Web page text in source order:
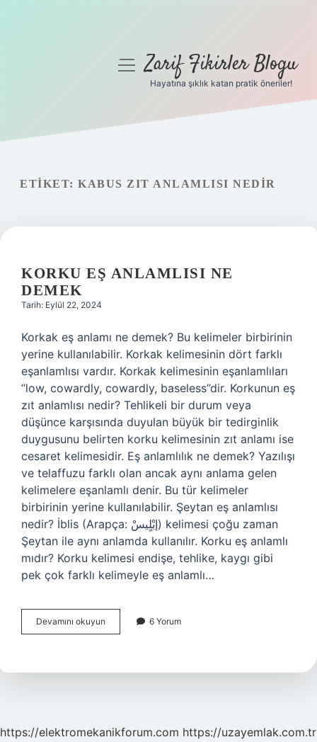
Gizlilik Politikası
menüyüZarif Fikirler Blogu
Hayatına şıklık katan pratik öneriler!
ETIKET: KABUS ZIT ANLAMLISI NEDIR
KORKU EŞ ANLAMLISI NE
DEMEK
Tarih: Eylül 22, 2024
Korkak eş anlamı ne demek? Bu kelimeler birbirinin
yerine kullanılabilir. Korkak kelimesinin dört farklı
eşanlamlısı vardır. Korkak kelimesinin eşanlamlıları
“low, cowardly, cowardly, baseless”dir. Korkunun eş
zıt anlamlısı nedir? Tehlikeli bir durum veya
düşünce karşısında duyulan büyük bir tedirginlik
duygusunu belirten korku kelimesinin zıt anlamı ise
cesaret kelimesidir. Eş anlamlılık ne demek? Yazılışı
ve telaffuzu farklı olan ancak aynı anlama gelen
kelimelere eşanlamlı denir. Bu tür kelimeler
birbirinin yerine kullanılabilir. Şeytan eş anlamlısı
nedir? İblis (Arapça: إبْلٍيسْ) kelimesi çoğu zaman
Şeytan ile aynı anlamda kullanılır. Korku eş anlamlı
mıdır? Korku kelimesi endişe, tehlike, kaygı gibi
pek çok farklı kelimeyle eş anlamlı…
Devamını okuyun
Eş
Demek
6 Yorum
https://elektromekanikforum.com https://uzayemlak.com.tr